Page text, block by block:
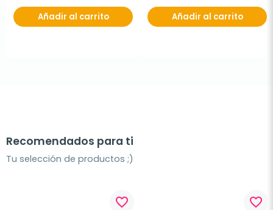
Añadir al carrito Añadir al carrito
Recomendados para ti
Tu selección de productos ;)
favorite_border favorite_border